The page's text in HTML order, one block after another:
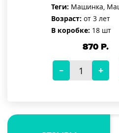
Теги: Машинка,
Возраст: от 3 лет
В коробке: 18 шт
870Р.